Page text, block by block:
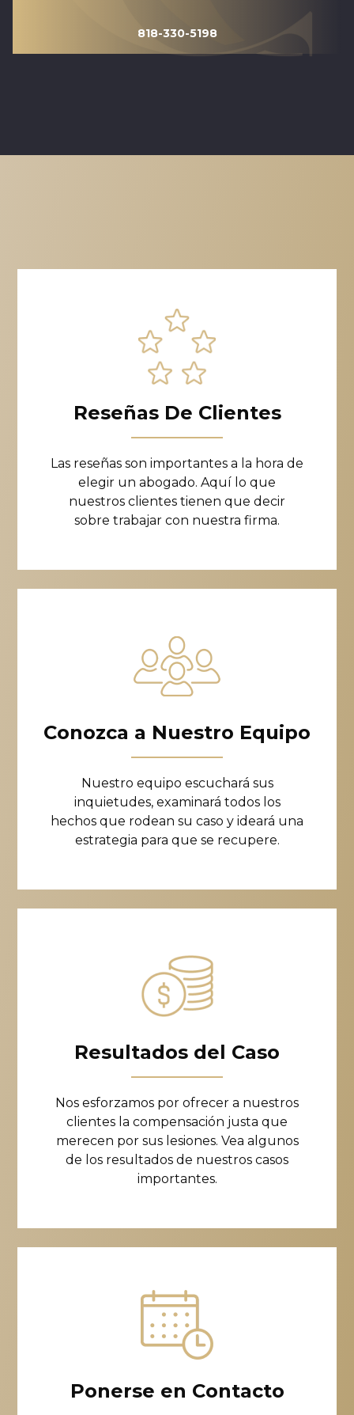
818-330-5198
Reseñas De Clientes
Las reseñas son importantes a la hora de
elegir un abogado. Aquí lo que
nuestros clientes tienen que decir
sobre trabajar con nuestra firma.
Conozca a Nuestro Equipo
Nuestro equipo escuchará sus
inquietudes, examinará todos los
hechos que rodean su caso y ideará una
estrategia para que se recupere.
Resultados del Caso
Nos esforzamos por ofrecer a nuestros
clientes la compensación justa que
merecen por sus lesiones. Vea algunos
de los resultados de nuestros casos
importantes.
Ponerse en Contacto